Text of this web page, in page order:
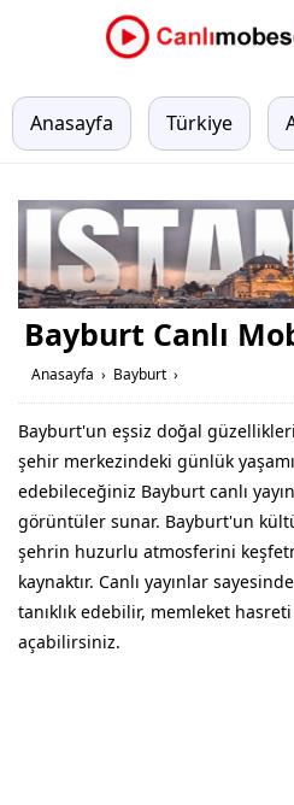
Anasayfa Türkiye
Bayburt Canlı
Anasayfa › Bayburt ›
Bayburt'un eşsiz doğal
şehir merkezindeki günlük
edebileceğiniz Bayburt canlı
görüntüler sunar. Bayburt'un
şehrin huzurlu atmosferini
kaynaktır. Canlı yayınlar
tanıklık edebilir, memleket
açabilirsiniz.